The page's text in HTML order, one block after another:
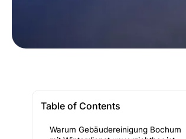
Table of Contents
Warum Gebäudereinigung Bochum